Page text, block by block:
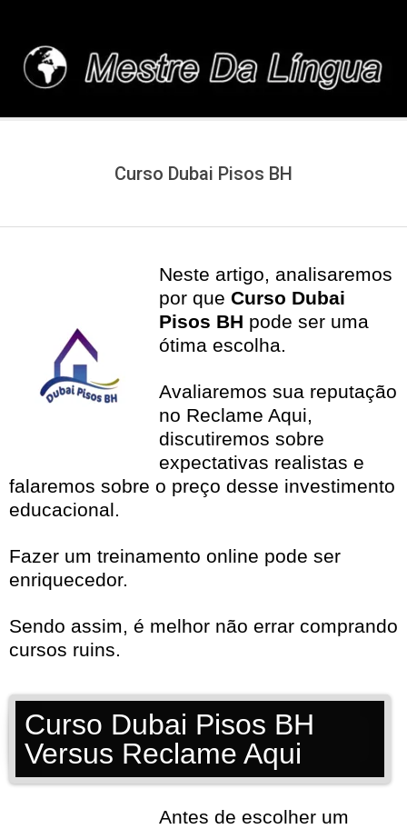
content
Curso Dubai Pisos BH
Neste artigo, analisaremos
por que Curso Dubai
Pisos BH pode ser uma
ótima escolha.
Avaliaremos sua reputação
no Reclame Aqui,
discutiremos sobre
expectativas realistas e
falaremos sobre o preço desse investimento
educacional.
Fazer um treinamento online pode ser
enriquecedor.
Sendo assim, é melhor não errar comprando
cursos ruins.
Curso Dubai Pisos BH
Versus Reclame Aqui
Antes de escolher um